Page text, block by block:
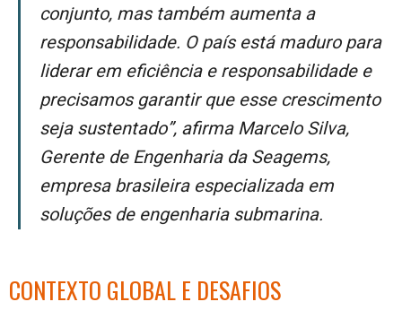
conjunto, mas também aumenta a
responsabilidade. O país está maduro para
liderar em eficiência e responsabilidade e
precisamos garantir que esse crescimento
seja sustentado”, afirma Marcelo Silva,
Gerente de Engenharia da Seagems,
empresa brasileira especializada em
soluções de engenharia submarina.
CONTEXTO GLOBAL E DESAFIOS